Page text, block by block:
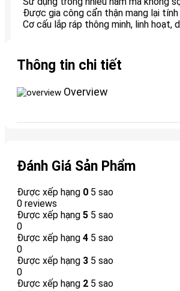
Được gia công cẩn thận mang lại
Cơ cấu lắp ráp thông minh, linh hoạt,
Thông tin chi tiết
Overview
Đánh Giá Sản Phẩm
Được xếp hạng 0 5 sao
0 reviews
Được xếp hạng 5 5 sao
0
Được xếp hạng 4 5 sao
0
Được xếp hạng 3 5 sao
0
Được xếp hạng 2 5 sao